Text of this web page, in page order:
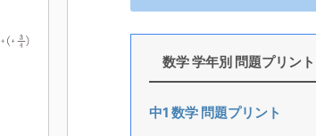
数学 学年別 問題プリント
中1 数学 問題プリント